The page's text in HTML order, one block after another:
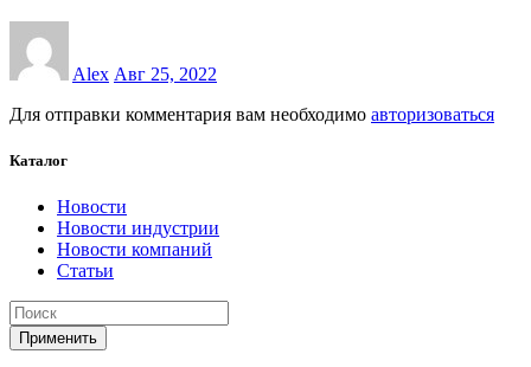
Alex Авг 25, 2022
Для отправки комментария вам необходимо авторизоваться
Каталог
Новости
Новости индустрии
Новости компаний
Статьи
Применить